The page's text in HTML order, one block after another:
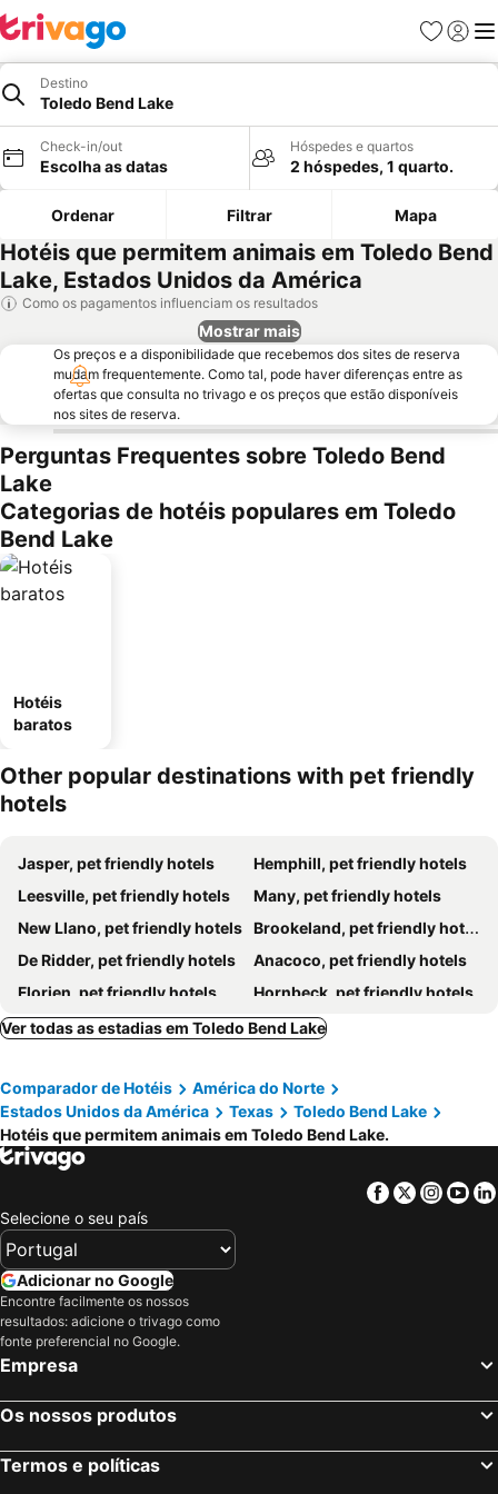
Favoritos
Iniciar
Destino
Toledo Bend Lake
Check-in/out
Escolha as datas
Hóspedes e quartos
2 hóspedes, 1 quarto.
Ordenar Filtrar Mapa
Hotéis que permitem animais em Toledo Bend
Lake, Estados Unidos da América
Como os pagamentos influenciam os resultados
Mostrar mais
Os preços e a disponibilidade que recebemos dos sites de reserva
mudam frequentemente. Como tal, pode haver diferenças entre as
ofertas que consulta no trivago e os preços que estão disponíveis
nos sites de reserva.
Perguntas Frequentes sobre Toledo Bend
Lake
Categorias de hotéis populares em Toledo
Bend Lake
Hotéis
baratos
Other popular destinations with pet friendly
hotels
Jasper, pet friendly hotels
Hemphill, pet friendly hotels
Leesville, pet friendly hotels
Many, pet friendly hotels
New Llano, pet friendly hotels Brookeland, pet friendly hotels
De Ridder, pet friendly hotels
Anacoco, pet friendly hotels
Florien, pet friendly hotels
Hornbeck, pet friendly hotels
Ver todas as estadias em Toledo Bend Lake
Comparador de Hotéis
América do Norte
Estados Unidos da América
Texas
Toledo Bend Lake
Hotéis que permitem animais em Toledo Bend Lake.
Facebook
Twitter
Selecione o seu país
Adicionar no Google
Encontre facilmente os nossos
resultados: adicione o trivago como
fonte preferencial no Google.
Empresa
Os nossos produtos
Termos e políticas